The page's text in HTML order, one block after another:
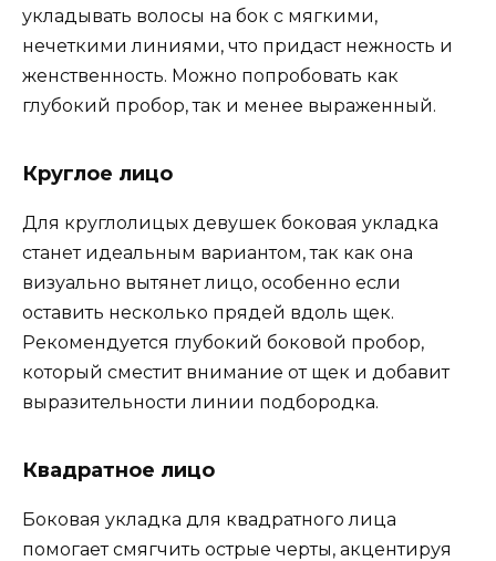
укладывать волосы на бок с мягкими,
нечеткими линиями, что придаст нежность и
женственность. Можно попробовать как
глубокий пробор, так и менее выраженный.
Круглое лицо
Для круглолицых девушек боковая укладка
станет идеальным вариантом, так как она
визуально вытянет лицо, особенно если
оставить несколько прядей вдоль щек.
Рекомендуется глубокий боковой пробор,
который сместит внимание от щек и добавит
выразительности линии подбородка.
Квадратное лицо
Боковая укладка для квадратного лица
помогает смягчить острые черты, акцентируя